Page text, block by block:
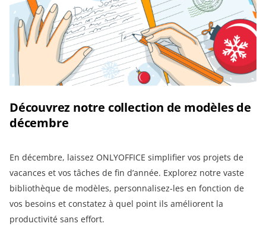
Découvrez notre collection de modèles de
décembre
En décembre, laissez ONLYOFFICE simplifier vos projets de
vacances et vos tâches de fin d’année. Explorez notre vaste
bibliothèque de modèles, personnalisez-les en fonction de
vos besoins et constatez à quel point ils améliorent la
productivité sans effort.